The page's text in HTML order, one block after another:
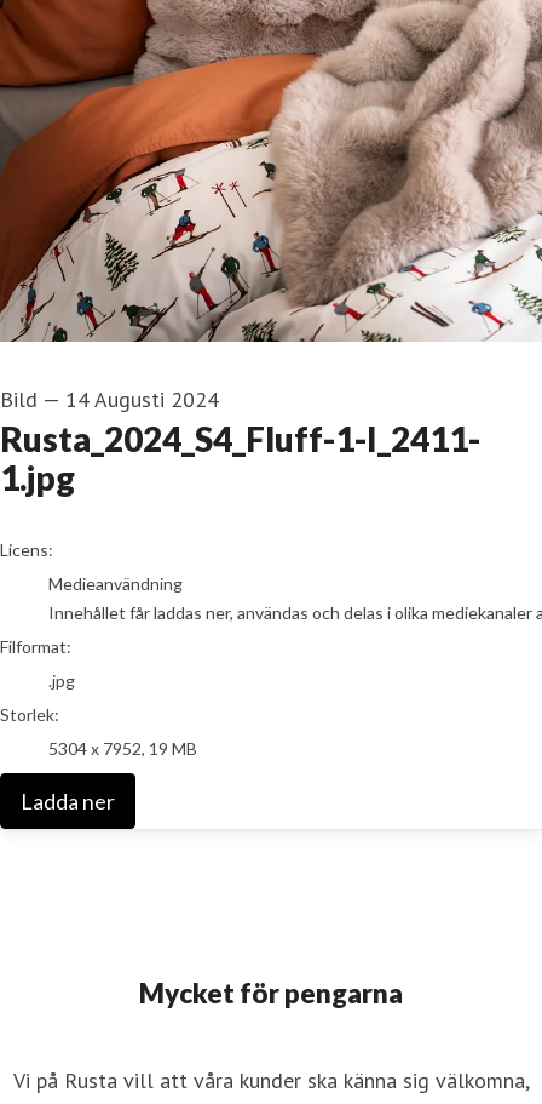
Bild — 14 Augusti 2024
Rusta_2024_S4_Fluff-1-I_2411-
1.jpg
go to media item
Licens:
Medieanvändning
Innehållet får laddas ner, användas och delas i olika
Filformat:
.jpg
Storlek:
5304 x 7952, 19 MB
Ladda ner
Mycket för pengarna
Vi på Rusta vill att våra kunder ska känna sig välkomna,